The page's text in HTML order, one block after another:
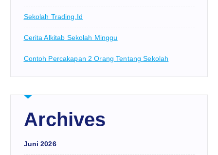
Sekolah Trading.id
Cerita Alkitab Sekolah Minggu
Contoh Percakapan 2 Orang Tentang Sekolah
Archives
Juni 2026